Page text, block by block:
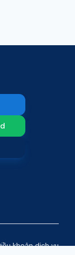
khoản dịch vụ